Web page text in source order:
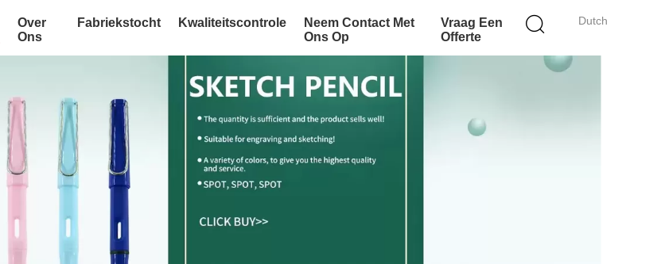
Dutch
Over
Ons
Fabriekstocht Kwaliteitscontrole
Neem Contact Met
Ons Op
Vraag Een
Offerte